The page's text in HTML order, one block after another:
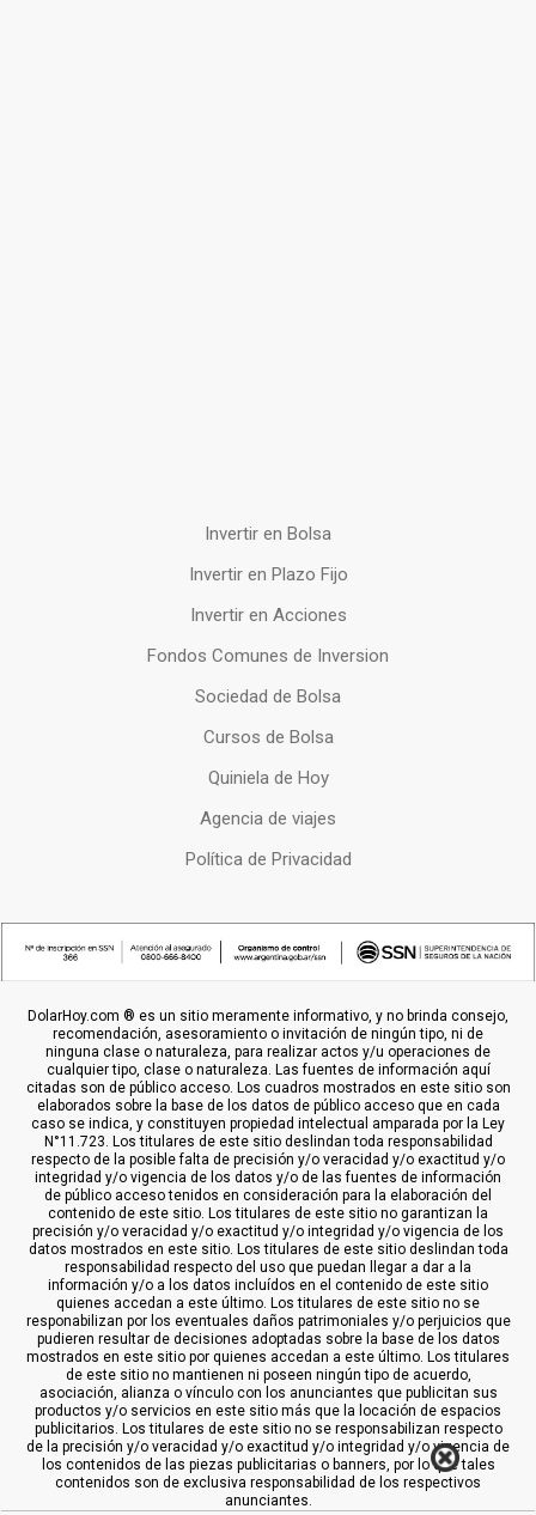
Invertir en Bolsa
Invertir en Plazo Fijo
Invertir en Acciones
Fondos Comunes de Inversion
Sociedad de Bolsa
Cursos de Bolsa
Quiniela de Hoy
Agencia de viajes
Política de Privacidad
DolarHoy.com ® es un sitio meramente informativo, y no brinda consejo,
recomendación, asesoramiento o invitación de ningún tipo, ni de
ninguna clase o naturaleza, para realizar actos y/u operaciones de
cualquier tipo, clase o naturaleza. Las fuentes de información aquí
citadas son de público acceso. Los cuadros mostrados en este sitio son
elaborados sobre la base de los datos de público acceso que en cada
caso se indica, y constituyen propiedad intelectual amparada por la Ley
N°11.723. Los titulares de este sitio deslindan toda responsabilidad
respecto de la posible falta de precisión y/o veracidad y/o exactitud y/o
integridad y/o vigencia de los datos y/o de las fuentes de información
de público acceso tenidos en consideración para la elaboración del
contenido de este sitio. Los titulares de este sitio no garantizan la
precisión y/o veracidad y/o exactitud y/o integridad y/o vigencia de los
datos mostrados en este sitio. Los titulares de este sitio deslindan toda
responsabilidad respecto del uso que puedan llegar a dar a la
información y/o a los datos incluídos en el contenido de este sitio
quienes accedan a este último. Los titulares de este sitio no se
responabilizan por los eventuales daños patrimoniales y/o perjuicios que
pudieren resultar de decisiones adoptadas sobre la base de los datos
mostrados en este sitio por quienes accedan a este último. Los titulares
de este sitio no mantienen ni poseen ningún tipo de acuerdo,
asociación, alianza o vínculo con los anunciantes que publicitan sus
productos y/o servicios en este sitio más que la locación de espacios
publicitarios. Los titulares de este sitio no se responsabilizan respecto
de la precisión y/o veracidad y/o exactitud y/o integridad y/o vigencia de
los contenidos de las piezas publicitarias o banners, por lo que tales
contenidos son de exclusiva responsabilidad de los respectivos
anunciantes.